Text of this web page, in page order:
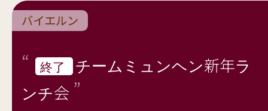
バイエルン
終了
チームミュンヘン新年ラ
ンチ会